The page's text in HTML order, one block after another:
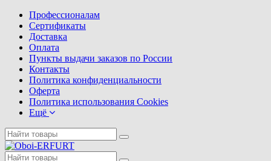
Профессионалам
Сертификаты
Доставка
Оплата
Пункты выдачи заказов по России
Контакты
Политика конфиденциальности
Оферта
Политика использования Cookies
Ещё